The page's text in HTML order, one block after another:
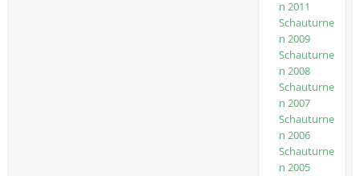
n 2011
Schauturne
n 2009
Schauturne
n 2008
Schauturne
n 2007
Schauturne
n 2006
Schauturne
n 2005